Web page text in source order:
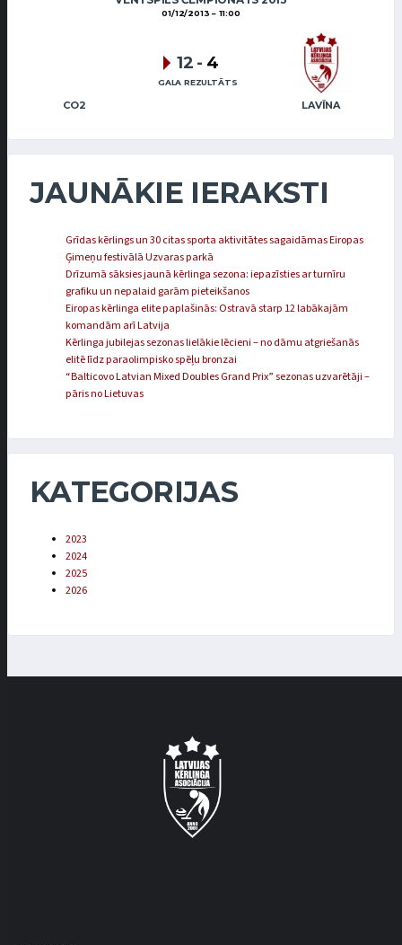
01/12/2013 11:00
CO2 LAVĪNA
12 - 4
GALA REZULTĀTS
JAUNĀKIE IERAKSTI
Grīdas kērlings un 30 citas sporta aktivitātes sagaidāmas Eiropas
Ģimeņu festivālā Uzvaras parkā
Drīzumā sāksies jaunā kērlinga sezona: iepazīsties ar turnīru
grafiku un nepalaid garām pieteikšanos
Eiropas kērlinga elite paplašinās: Ostravā starp 12 labākajām
komandām arī Latvija
Kērlinga jubilejas sezonas lielākie lēcieni – no dāmu atgriešanās
elitē līdz paraolimpisko spēļu bronzai
“Balticovo Latvian Mixed Doubles Grand Prix” sezonas uzvarētāji –
pāris no Lietuvas
KATEGORIJAS
2023
2024
2025
2026